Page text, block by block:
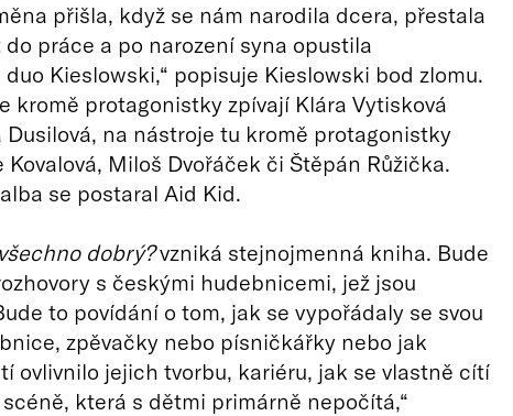
přišla, když se nám narodila dcera, přestala
práce a po narození syna opustila
Kieslowski,“ popisuje Kieslowski bod zlomu.
kromě protagonistky zpívají Klára Vytisková
Dusilová, na nástroje tu kromě protagonistky
Kovalová, Miloš Dvořáček či Štěpán Růžička.
se postaral Aid Kid.
dobrý?vzniká stejnojmenná kniha. Bude
s českými hudebnicemi, jež jsou
to povídání o tom, jak se vypořádaly se svou
zpěvačky nebo písničkářky nebo jak
ovlivnilo jejich tvorbu, kariéru, jak se vlastně cítí
která s dětmi primárně nepočítá,“